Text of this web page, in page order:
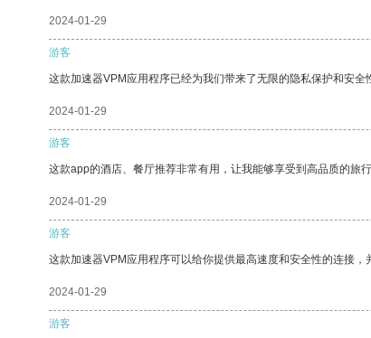
2024-01-29
游客
这款加速器VPM应用程序已经为我们带来了无限的隐私保护和安全
2024-01-29
游客
这款app的酒店、餐厅推荐非常有用，让我能够享受到高品质的旅行
2024-01-29
游客
这款加速器VPM应用程序可以给你提供最高速度和安全性的连接，
2024-01-29
游客